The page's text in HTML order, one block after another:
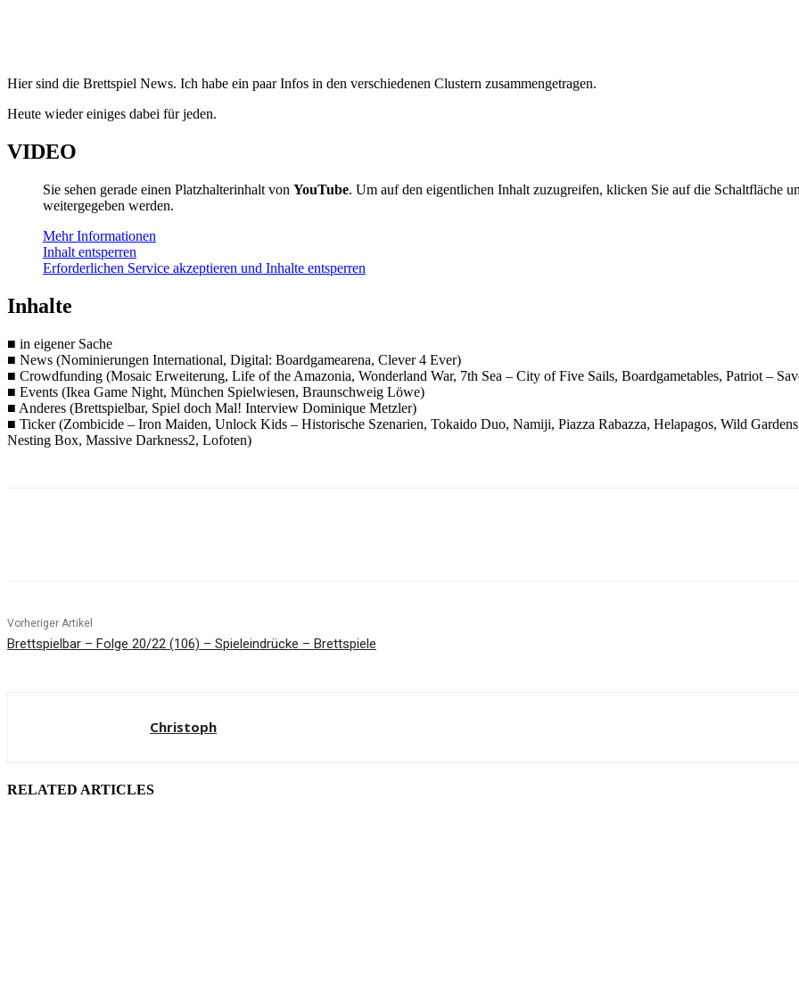
Hier sind die Brettspiel News. Ich habe ein paar Infos in den verschiedenen Clustern zusammengetragen.
Heute wieder einiges dabei für jeden.
VIDEO
Sie sehen gerade einen Platzhalterinhalt von YouTube. Um auf den eigentlichen Inhalt zuzugreifen, klicken Sie auf die Schaltfläche
weitergegeben werden.
Mehr Informationen
Inhalt entsperren
Erforderlichen Service akzeptieren und Inhalte entsperren
Inhalte
■ in eigener Sache
■ News (Nominierungen International, Digital: Boardgamearena, Clever 4 Ever)
■ Crowdfunding (Mosaic Erweiterung, Life of the Amazonia, Wonderland War, 7th Sea – City of Five Sails, Boardgametables, Patriot –
■ Events (Ikea Game Night, München Spielwiesen, Braunschweig Löwe)
■ Anderes (Brettspielbar, Spiel doch Mal! Interview Dominique Metzler)
■ Ticker (Zombicide – Iron Maiden, Unlock Kids – Historische Szenarien, Tokaido Duo, Namiji, Piazza Rabazza, Helapagos, Wild
Nesting Box, Massive Darkness2, Lofoten)
Vorheriger Artikel
Brettspielbar – Folge 20/22 (106) – Spieleindrücke – Brettspiele
Christoph
RELATED ARTICLES